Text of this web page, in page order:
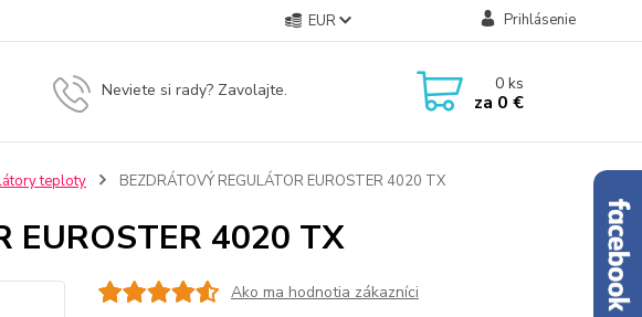
EUR Prihlásenie
Neviete si rady? Zavolajte. 0ks
za 0 €
teploty BEZDRÁTOVÝ REGULÁTOR EUROSTER 4020 TX
EUROSTER 4020 TX
Ako ma hodnotia zákazníci